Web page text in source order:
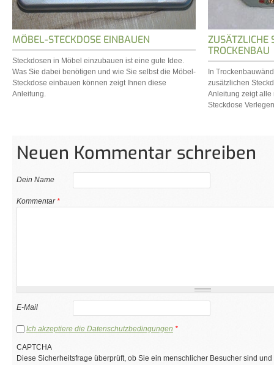
MÖBEL-STECKDOSE EINBAUEN
Steckdosen in Möbel einzubauen ist eine gute Idee.
Was Sie dabei benötigen und wie Sie selbst die Möbel-
Steckdose einbauen können zeigt Ihnen diese
Anleitung.
ZUSÄTZLICHE
TROCKENBAU
In
zusätzlichen
Anleitung zeigt alle
Steckdose
Neuen Kommentar schreiben
Dein Name
Kommentar*
E-Mail
Ich akzeptiere die Datenschutzbedingungen *
CAPTCHA
Diese Sicherheitsfrage überprüft, ob Sie ein menschlicher Besucher sind